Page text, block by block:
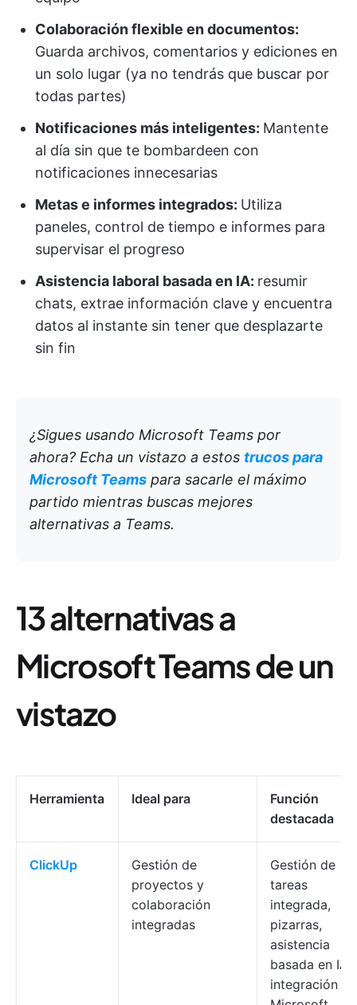
Colaboración flexible en documentos:
Guarda archivos, comentarios y ediciones en
un solo lugar (ya no tendrás que buscar por
todas partes)
Notificaciones más inteligentes: Mantente
al día sin que te bombardeen con
notificaciones innecesarias
Metas e informes integrados: Utiliza
paneles, control de tiempo e informes para
supervisar el progreso
Asistencia laboral basada en IA: resumir
chats, extrae información clave y encuentra
datos al instante sin tener que desplazarte
sin fin
¿Sigues usando Microsoft Teams por
ahora? Echa un vistazo a estos trucos para
Microsoft Teams para sacarle el máximo
partido mientras buscas mejores
alternativas a Teams.
13 alternativas a
Microsoft Teams de un
vistazo
Herramienta Ideal para
Función
destacada
ClickUp
Gestión de
proyectos y
colaboración
integradas
Gestión de
tareas
integrada,
pizarras,
asistencia
basada en IA,
integración